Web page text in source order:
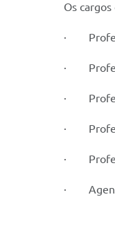
Os
·
·
·
·
·
·